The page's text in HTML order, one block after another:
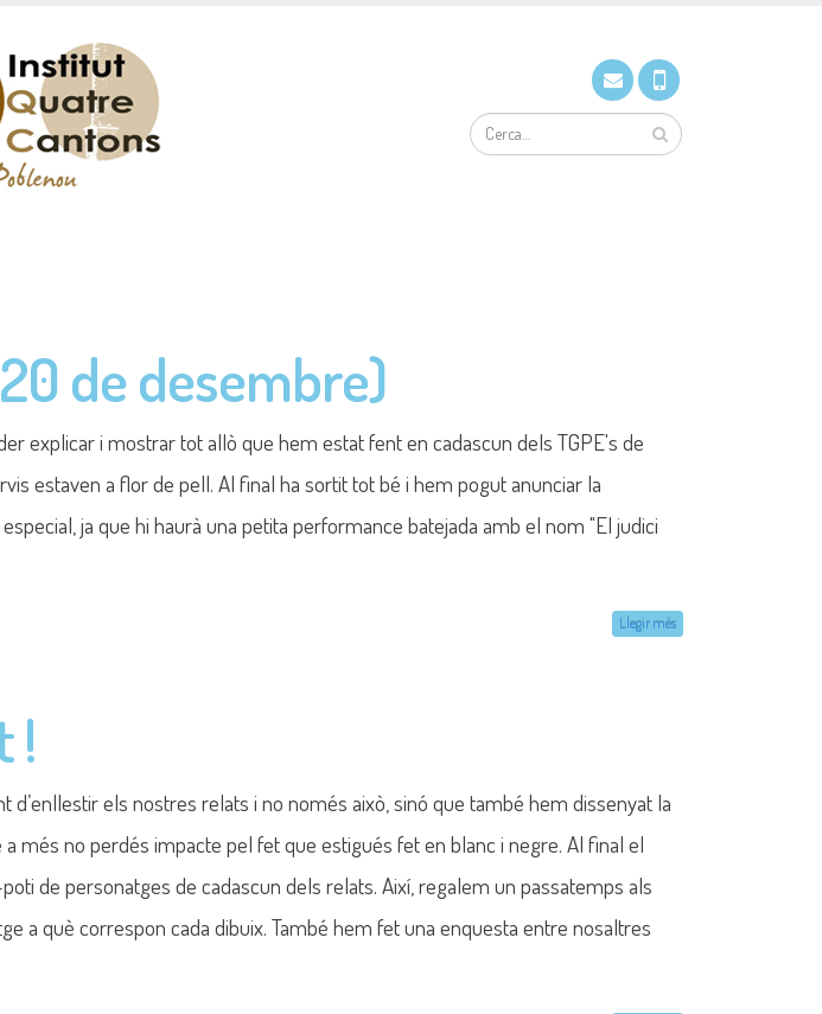
de desembre)
explicar i mostrar tot allò que hem estat fent en cadascun dels TGPE's de
estaven a flor de pell. Al final ha sortit tot bé i hem pogut anunciar la
ja que hi haurà una petita performance batejada amb el nom "El judici
Llegir més
!
els nostres relats i no només això, sinó que també hem dissenyat la
més no perdés impacte pel fet que estigués fet en blanc i negre. Al final el
de personatges de cadascun dels relats. Així, regalem un passatemps als
a què correspon cada dibuix. També hem fet una enquesta entre nosaltres